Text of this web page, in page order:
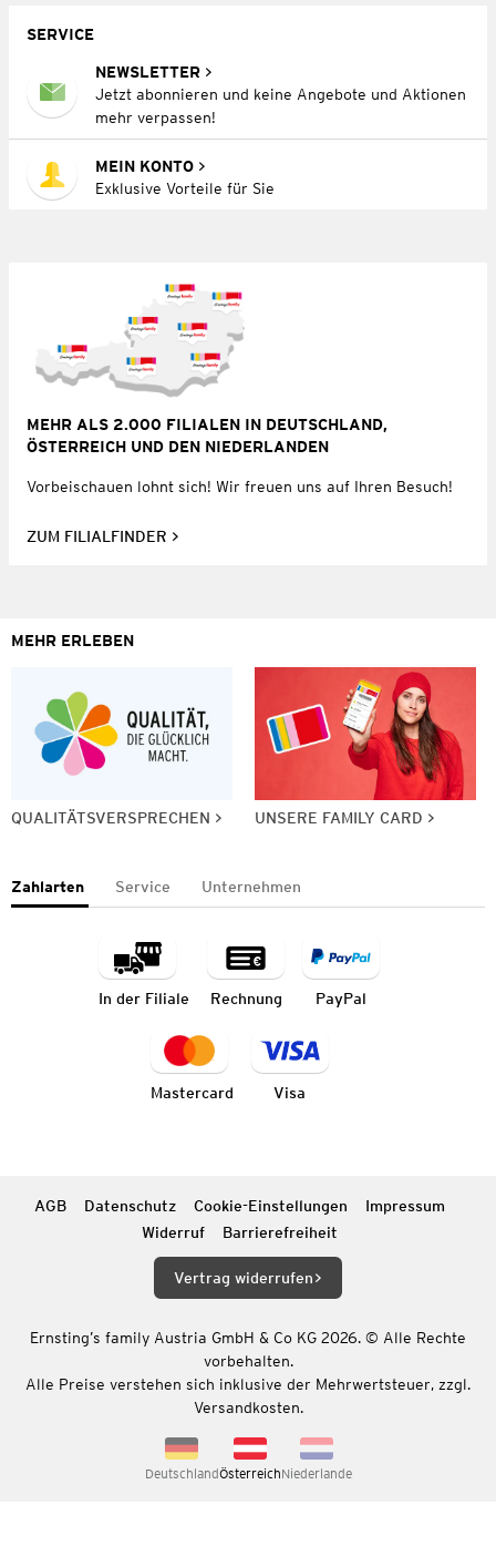
SERVICE
NEWSLETTER
Jetzt abonnieren und keine Angebote und Aktionen
mehr verpassen!
MEIN KONTO
Exklusive Vorteile für Sie
MEHR ALS 2.000 FILIALEN IN DEUTSCHLAND,
ÖSTERREICH UND DEN NIEDERLANDEN
Vorbeischauen lohnt sich! Wir freuen uns auf Ihren Besuch!
ZUM FILIALFINDER
MEHR ERLEBEN
QUALITÄTSVERSPRECHEN UNSERE FAMILY CARD
Zahlarten Service Unternehmen
In der Filiale Rechnung PayPal
Mastercard Visa
AGB Datenschutz Cookie-Einstellungen
Impressum
Widerruf
Barrierefreiheit
Vertrag widerrufen
Ernsting’s family Austria GmbH & Co KG 2026. © Alle Rechte
vorbehalten.
Alle Preise verstehen sich inklusive der Mehrwertsteuer, zzgl.
Versandkosten.
DeutschlandÖsterreichNiederlande